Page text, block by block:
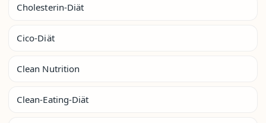
Cholesterin-Diät
Cico-Diät
Clean Nutrition
Clean-Eating-Diät